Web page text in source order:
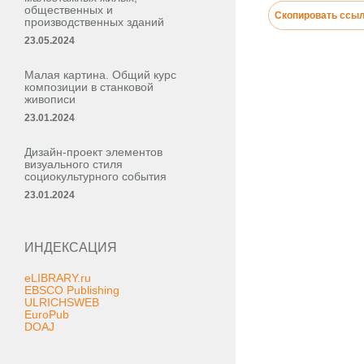
общественных и
производственных зданий
23.05.2024
Малая картина. Общий курс
композиции в станковой
живописи
23.01.2024
Дизайн-проект элементов
визуального стиля
социокультурного события
23.01.2024
ИНДЕКСАЦИЯ
eLIBRARY.ru
EBSCO Publishing
ULRICHSWEB
EuroPub
DOAJ
Скопировать